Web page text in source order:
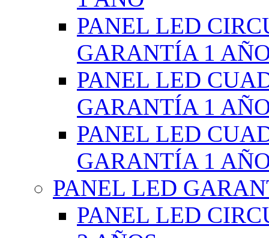
PANEL LED
GARANTÍA 1
PANEL LED
GARANTÍA 1
PANEL LED
GARANTÍA 1
PANEL LED
PANEL LED